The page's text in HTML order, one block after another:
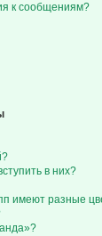
к сообщениям?
в них?
имеют разные